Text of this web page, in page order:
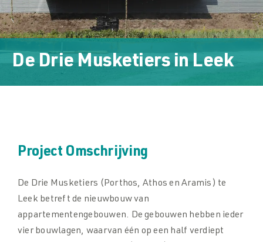
Downloads
Downloads
De Drie MusketiersinLeek
Project Omschrijving
De Drie Musketiers (Porthos, Athos en Aramis) te
Leek betreft de nieuwbouw van
appartementengebouwen. De gebouwen hebben ieder
vier bouwlagen, waarvan één op een half verdiept